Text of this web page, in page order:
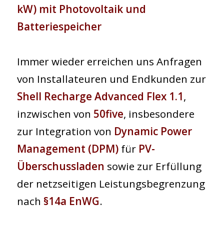
kW) mit Photovoltaik und
Batteriespeicher
Immer wieder erreichen uns Anfragen
von Installateuren und Endkunden zur
Shell Recharge Advanced Flex 1.1,
inzwischen von 50five, insbesondere
zur Integration von Dynamic Power
Management (DPM)für PV-
Überschussladen sowie zur Erfüllung
der netzseitigen Leistungsbegrenzung
nach §14a EnWG.